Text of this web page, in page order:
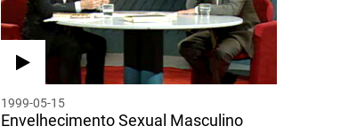
1999-05-15
Envelhecimento Sexual Masculino